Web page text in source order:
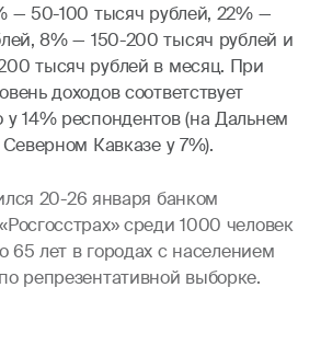
— 50-100 тысяч рублей, 22% —
8% — 150-200 тысяч рублей и
тысяч рублей в месяц. При
доходов соответствует
14% респондентов (на Дальнем
Кавказе у 7%).
20-26 января банком
среди 1000 человек
65 лет в городах с населением
репрезентативной выборке.